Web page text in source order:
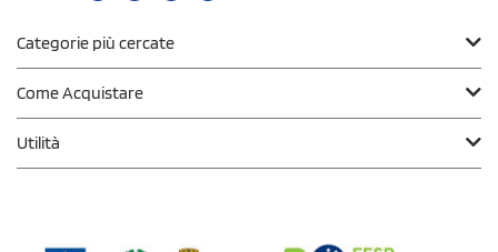
Categorie più cercate
Come Acquistare
Utilità